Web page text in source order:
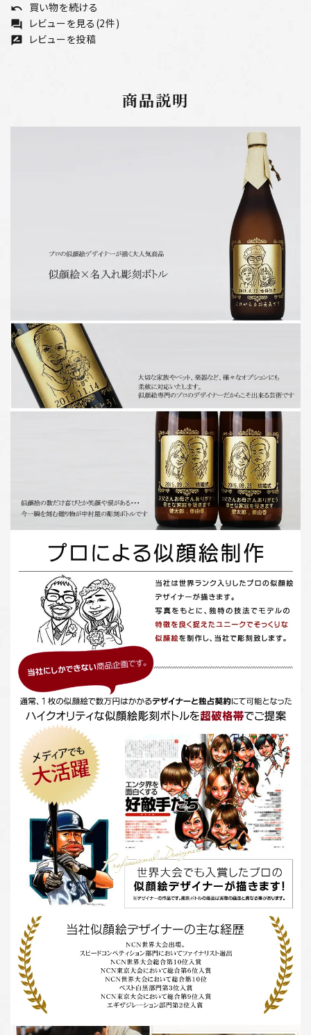
undo 買い物を続ける
forum レビューを見る(2件)
rate_review レビューを投稿
商品説明